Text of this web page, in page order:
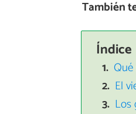
También
Índice
El
Los